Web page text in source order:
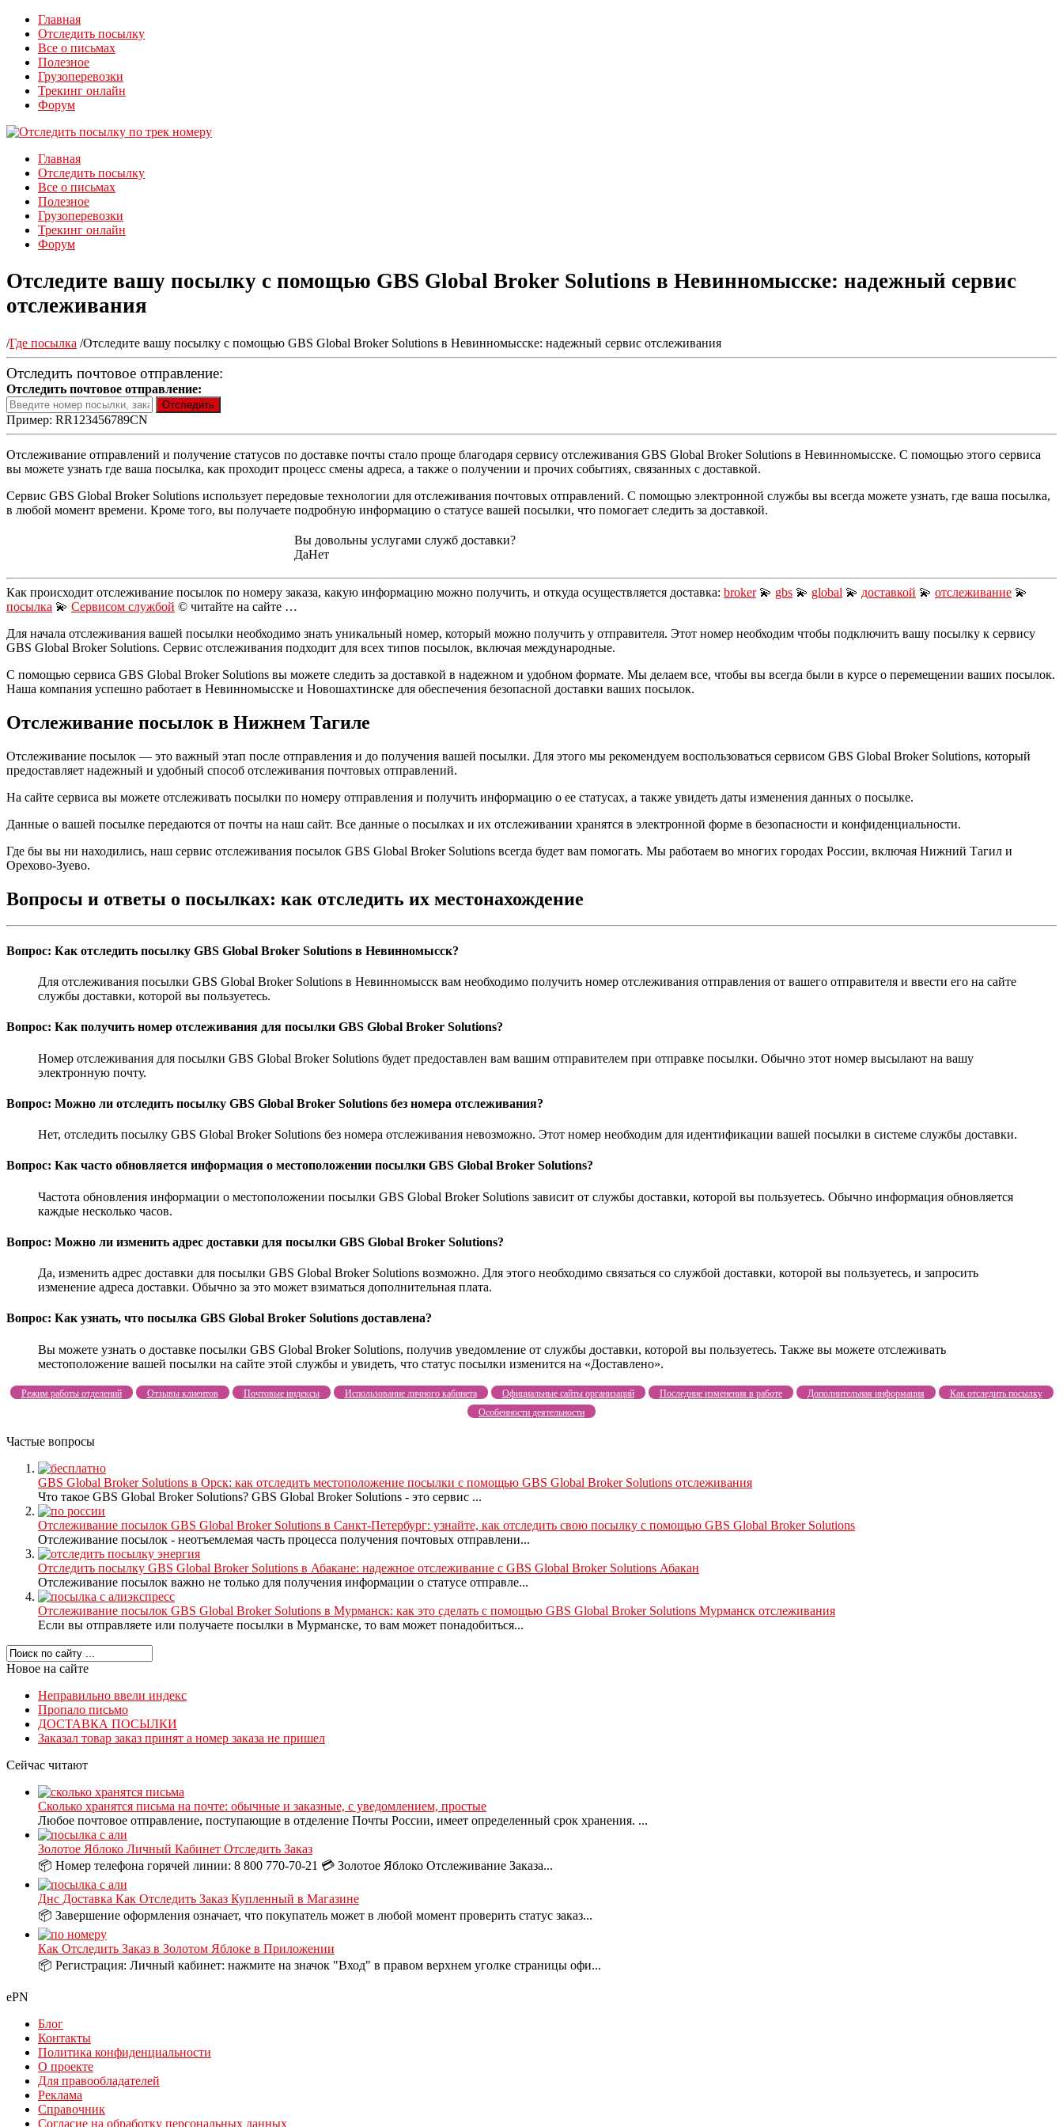
Главная
Отследить посылку
Все о письмах
Полезное
Грузоперевозки
Трекинг онлайн
Форум
Главная
Отследить посылку
Все о письмах
Полезное
Грузоперевозки
Трекинг онлайн
Форум
Отследите вашу посылку с помощью GBS Global Broker Solutions в Невинномысске: надежный сервис
отслеживания
/Где посылка /Отследите вашу посылку с помощью GBS Global Broker Solutions в Невинномысске: надежный сервис отслеживания
Отследить почтовое отправление:
Отследить почтовое отправление:
Пример: RR123456789CN
Отслеживание отправлений и получение статусов по доставке почты стало проще благодаря сервису отслеживания GBS Global Broker Solutions в Невинномысске. С помощью этого сервиса
вы можете узнать где ваша посылка, как проходит процесс смены адреса, а также о получении и прочих событиях, связанных с доставкой.
Сервис GBS Global Broker Solutions использует передовые технологии для отслеживания почтовых отправлений. С помощью электронной службы вы всегда можете узнать, где ваша посылка,
в любой момент времени. Кроме того, вы получаете подробную информацию о статусе вашей посылки, что помогает следить за доставкой.
Вы довольны услугами служб доставки?
ДаНет
Как происходит отслеживание посылок по номеру заказа, какую информацию можно получить, и откуда осуществляется доставка: broker💫 gbs 💫 global 💫 доставкой 💫 отслеживание 💫
посылка 💫 Сервисом службой © читайте на сайте …
Для начала отслеживания вашей посылки необходимо знать уникальный номер, который можно получить у отправителя. Этот номер необходим чтобы подключить вашу посылку к сервису
GBS Global Broker Solutions. Сервис отслеживания подходит для всех типов посылок, включая международные.
С помощью сервиса GBS Global Broker Solutions вы можете следить за доставкой в надежном и удобном формате. Мы делаем все, чтобы вы всегда были в курсе о перемещении ваших посылок.
Наша компания успешно работает в Невинномысске и Новошахтинске для обеспечения безопасной доставки ваших посылок.
Отслеживание посылок в Нижнем Тагиле
Отслеживание посылок — это важный этап после отправления и до получения вашей посылки. Для этого мы рекомендуем воспользоваться сервисом GBS Global Broker Solutions, который
предоставляет надежный и удобный способ отслеживания почтовых отправлений.
На сайте сервиса вы можете отслеживать посылки по номеру отправления и получить информацию о ее статусах, а также увидеть даты изменения данных о посылке.
Данные о вашей посылке передаются от почты на наш сайт. Все данные о посылках и их отслеживании хранятся в электронной форме в безопасности и конфиденциальности.
Где бы вы ни находились, наш сервис отслеживания посылок GBS Global Broker Solutions всегда будет вам помогать. Мы работаем во многих городах России, включая Нижний Тагил и
Орехово-Зуево.
Вопросы и ответы о посылках: как отследить их местонахождение
Вопрос: Как отследить посылку GBS Global Broker Solutions в Невинномысск?
Для отслеживания посылки GBS Global Broker Solutions в Невинномысск вам необходимо получить номер отслеживания отправления от вашего отправителя и ввести его на сайте
службы доставки, которой вы пользуетесь.
Вопрос: Как получить номер отслеживания для посылки GBS Global Broker Solutions?
Номер отслеживания для посылки GBS Global Broker Solutions будет предоставлен вам вашим отправителем при отправке посылки. Обычно этот номер высылают на вашу
электронную почту.
Вопрос: Можно ли отследить посылку GBS Global Broker Solutions без номера отслеживания?
Нет, отследить посылку GBS Global Broker Solutions без номера отслеживания невозможно. Этот номер необходим для идентификации вашей посылки в системе службы доставки.
Вопрос: Как часто обновляется информация о местоположении посылки GBS Global Broker Solutions?
Частота обновления информации о местоположении посылки GBS Global Broker Solutions зависит от службы доставки, которой вы пользуетесь. Обычно информация обновляется
каждые несколько часов.
Вопрос: Можно ли изменить адрес доставки для посылки GBS Global Broker Solutions?
Да, изменить адрес доставки для посылки GBS Global Broker Solutions возможно. Для этого необходимо связаться со службой доставки, которой вы пользуетесь, и запросить
изменение адреса доставки. Обычно за это может взиматься дополнительная плата.
Вопрос: Как узнать, что посылка GBS Global Broker Solutions доставлена?
Вы можете узнать о доставке посылки GBS Global Broker Solutions, получив уведомление от службы доставки, которой вы пользуетесь. Также вы можете отслеживать
местоположение вашей посылки на сайте этой службы и увидеть, что статус посылки изменится на «Доставлено».
Режим работы отделений Отзывы клиентов Почтовые индексы Использование личного кабинета Официальные сайты организаций Последние изменения в работе Дополнительная информация
Как отследить посылку
Особенности деятельности
Частые вопросы
GBS Global Broker Solutions в Орск: как отследить местоположение посылки с помощью GBS Global Broker Solutions отслеживания
Что такое GBS Global Broker Solutions? GBS Global Broker Solutions - это сервис ...
Отслеживание посылок GBS Global Broker Solutions в Санкт-Петербург: узнайте, как отследить свою посылку с помощью GBS Global Broker Solutions
Отслеживание посылок - неотъемлемая часть процесса получения почтовых отправлени...
Отследить посылку GBS Global Broker Solutions в Абакане: надежное отслеживание с GBS Global Broker Solutions Абакан
Отслеживание посылок важно не только для получения информации о статусе отправле...
Отслеживание посылок GBS Global Broker Solutions в Мурманск: как это сделать с помощью GBS Global Broker Solutions Мурманск отслеживания
Если вы отправляете или получаете посылки в Мурманске, то вам может понадобиться...
Новое на сайте
Неправильно ввели индекс
Пропало письмо
ДОСТАВКА ПОСЫЛКИ
Заказал товар заказ принят а номер заказа не пришел
Сейчас читают
Сколько хранятся письма на почте: обычные и заказные, с уведомлением, простые
Любое почтовое отправление, поступающие в отделение Почты России, имеет определенный срок хранения. ...
Золотое Яблоко Личный Кабинет Отследить Заказ
📦 Номер телефона горячей линии: 8 800 770-70-21 💳 Золотое Яблоко Отслеживание Заказа...
Днс Доставка Как Отследить Заказ Купленный в Магазине
📦 Завершение оформления означает, что покупатель может в любой момент проверить статус заказ...
Как Отследить Заказ в Золотом Яблоке в Приложении
📦 Регистрация: Личный кабинет: нажмите на значок "Вход" в правом верхнем уголке страницы офи...
ePN
Блог
Контакты
Политика конфиденциальности
О проекте
Для правообладателей
Реклама
Справочник
Согласие на обработку персональных данных